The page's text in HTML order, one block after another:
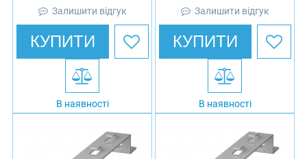
Залишити відгук
КУПИТИ
В наявності
Залишити відгук
КУПИТИ
В наявності